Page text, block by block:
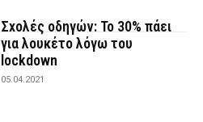
Σxολές οδηγών: Το 30% πάει
για λουκέτο λόγω του
lockdown
05.04.2021